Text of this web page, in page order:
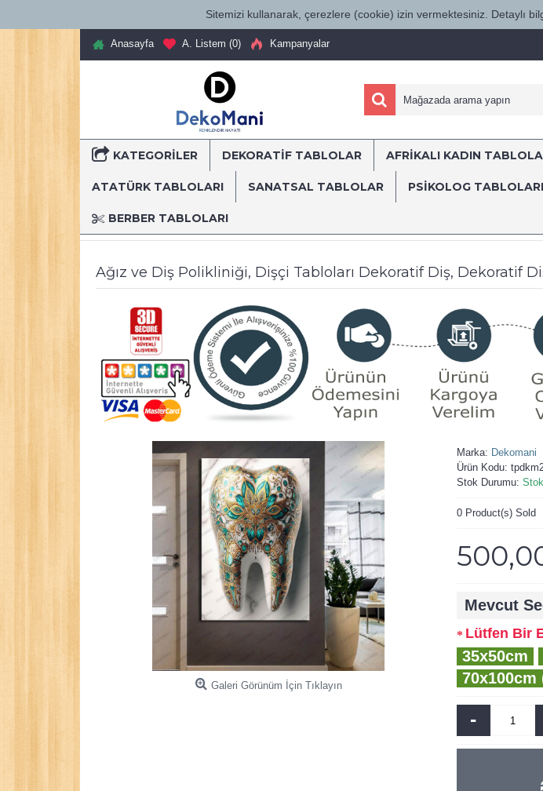
Sitemizi kullanarak, çerezlere (cookie) izin vermektesiniz. Detaylı
Anasayfa A. Listem (0) Kampanyalar
KATEGORILER DEKORATİF TABLOLAR AFRİKALI KADIN
ATATÜRK TABLOLARI SANATSAL TABLOLAR PSİKOLOG TABLOLARI
BERBER TABLOLARI
TÜRKİYE'NİN HER
Anasayfa Dekoratif Kanvas Tablolar
Ağız ve Diş Polikliniği, Dişçi Tabloları Dekoratif Diş, Dekoratif
Galeri Görünüm İçin Tıklayın
Marka: Dekomani
Ürün Kodu:
Stok Durumu:
0 Product(s) Sold
Mevcut
Lütfen Bir
35x50cm
70x100cm
-